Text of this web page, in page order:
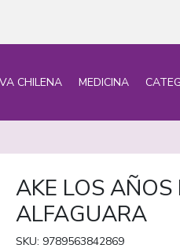
CHILENA MEDICINA
AKE LOS AÑOS
ALFAGUARA
SKU: 9789563842869